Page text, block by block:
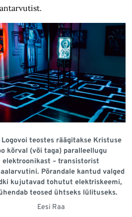
teostes räägitakse Kristuse
kõrval (või taga) paralleellugu
elektroonikast – transistorist
Põrandale kantud valged
kujutavad tohutut elektriskeemi,
teosed ühtseks lülituseks.
Eesi Raa